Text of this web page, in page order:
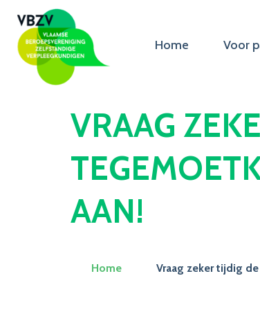
Home Voor
VRAAG
AAN!
Home Vraag zeker tijdig